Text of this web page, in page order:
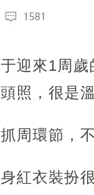
迎來1周
照，很是溫
周環節，
紅衣裝扮